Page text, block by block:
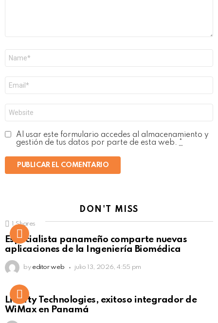
electrónico
*
Al usar este formulario accedes al almacenamiento y
gestión de tus datos por parte de esta web.
DON'T MISS
Click to view this post
Shares
Especialista panameño comparte nuevas
aplicaciones de la Ingeniería Biomédica
by editor web julio 13, 2026, 4:55 pm
Liberty Technologies, exitoso integrador de
WiMax en Panamá